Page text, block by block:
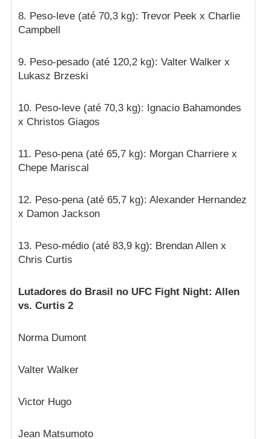
8. Peso-leve (até 70,3 kg): Trevor Peek x Charlie
Campbell
9. Peso-pesado (até 120,2 kg): Valter Walker x
Lukasz Brzeski
10. Peso-leve (até 70,3 kg): Ignacio Bahamondes
x Christos Giagos
11. Peso-pena (até 65,7 kg): Morgan Charriere x
Chepe Mariscal
12. Peso-pena (até 65,7 kg): Alexander Hernandez
x Damon Jackson
13. Peso-médio (até 83,9 kg): Brendan Allen x
Chris Curtis
Lutadores do Brasil no UFC Fight Night: Allen
vs. Curtis 2
Norma Dumont
Valter Walker
Victor Hugo
Jean Matsumoto